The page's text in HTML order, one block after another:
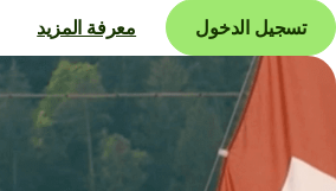
تسجيل الدخول معرفة المزيد